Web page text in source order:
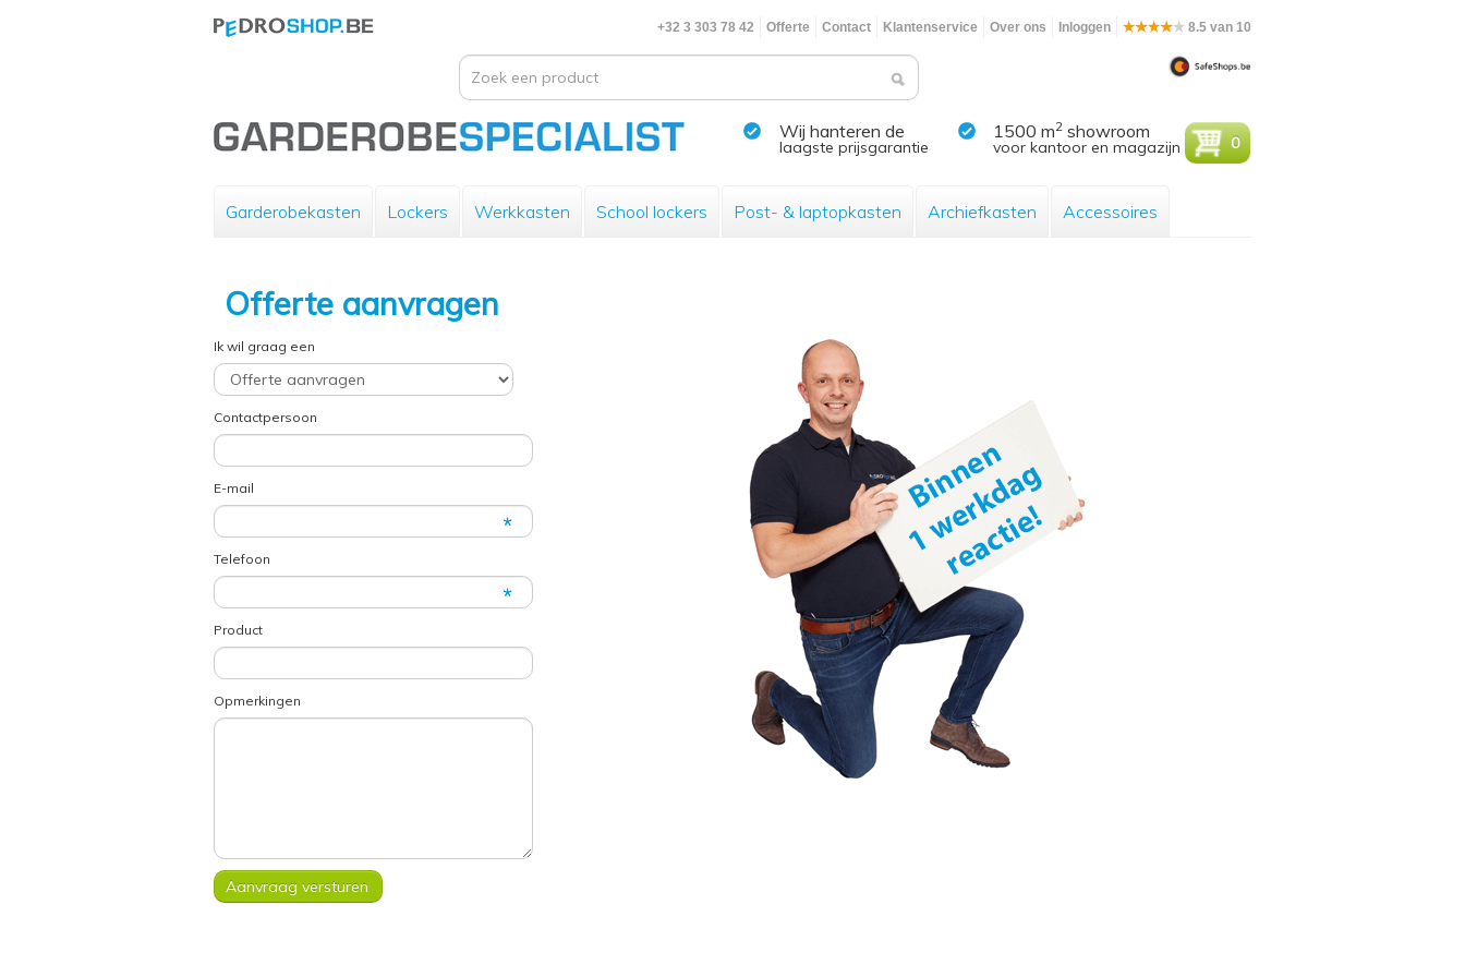
+32 3 303 78 42 Offerte Contact Klantenservice Over ons Inloggen 8.5 van 10
Wij hanteren de
laagste prijsgarantie
1500 m2 showroom
voor kantoor en magazijn 0
Garderobekasten Lockers Werkkasten School lockers Post- & laptopkasten Archiefkasten Accessoires
Offerte aanvragen
Ik wil graag een
Contactpersoon
E-mail
Telefoon
Product
Opmerkingen